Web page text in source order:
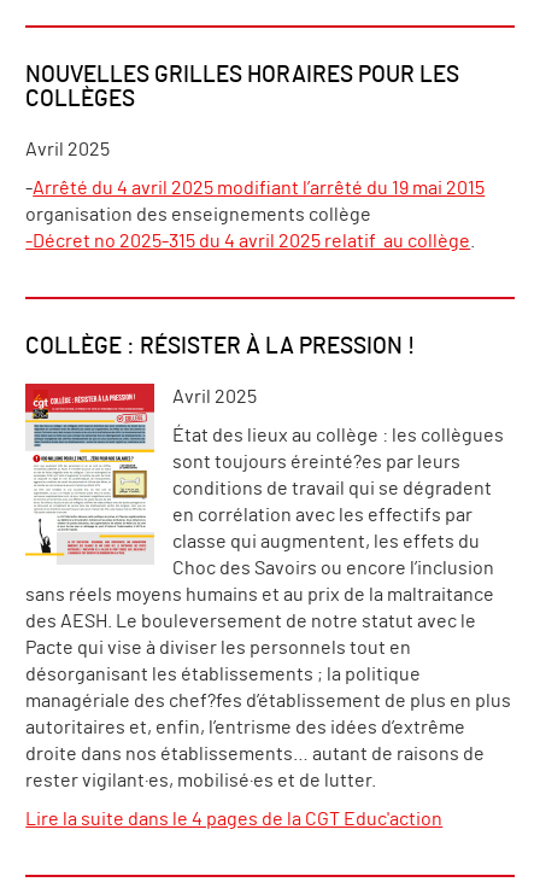
NOUVELLES GRILLES HORAIRES POUR LES
COLLÈGES
Avril 2025
-Arrêté du 4 avril 2025 modifiant l’arrêté du 19 mai 2015
organisation des enseignements collège
-Décret no 2025-315 du 4 avril 2025 relatif au collège.
COLLÈGE : RÉSISTER À LA PRESSION !
Avril 2025
État des lieux au collège : les collègues
sont toujours éreinté?es par leurs
conditions de travail qui se dégradent
en corrélation avec les effectifs par
classe qui augmentent, les effets du
Choc des Savoirs ou encore l’inclusion
sans réels moyens humains et au prix de la maltraitance
des AESH. Le bouleversement de notre statut avec le
Pacte qui vise à diviser les personnels tout en
désorganisant les établissements ; la politique
managériale des chef?fes d’établissement de plus en plus
autoritaires et, enfin, l’entrisme des idées d’extrême
droite dans nos établissements… autant de raisons de
rester vigilant·es, mobilisé·es et de lutter.
Lire la suite dans le 4 pages de la CGT Educ'action